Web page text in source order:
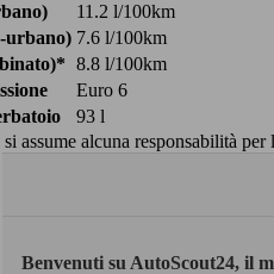
11.2 l/100km
urbano) 7.6 l/100km
8.8 l/100km
Euro 6
93 l
assume alcuna responsabilità per
Benvenuti su AutoScout24, il